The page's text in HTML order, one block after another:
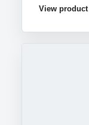
View product